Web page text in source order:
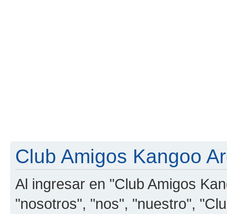
Club Amigos Kangoo
Al ingresar en "Club Amigos
"nosotros", "nos", "nuestro",